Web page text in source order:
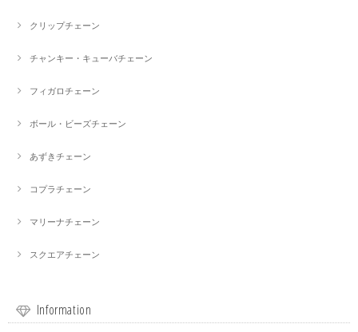
クリップチェーン
チャンキー・キューバチェーン
フィガロチェーン
ボール・ビーズチェーン
あずきチェーン
コプラチェーン
マリーナチェーン
スクエアチェーン
Information